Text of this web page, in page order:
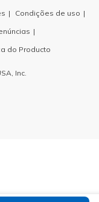
Condições de uso
do Producto
Inc.